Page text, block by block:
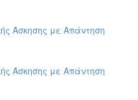
Άσκησης με Απάντηση
Άσκησης με Απάντηση